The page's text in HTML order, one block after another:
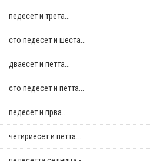
педесет и трета...
сто педесет и шеста...
дваесет и петта...
сто педесет и петта...
педесет и прва...
четириесет и петта...